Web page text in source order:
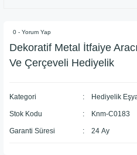
0 - Yorum Yap
Dekoratif Metal İtfaiye
Ve Çerçeveli Hediyelik
Kategori Hediyelik
Stok Kodu Knm-C0183
Garanti Süresi 24 Ay